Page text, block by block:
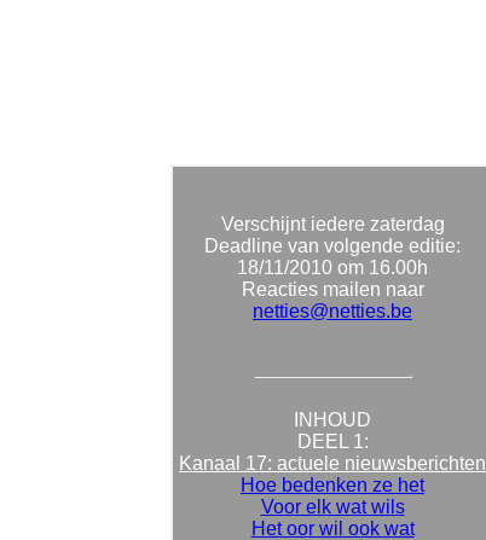
Verschijnt iedere zaterdag
Deadline van volgende editie:
18/11/2010 om 16.00h
Reacties mailen naar
netties@netties.be
INHOUD
DEEL 1:
Kanaal 17: actuele nieuwsberichten
Hoe bedenken ze het
Voor elk wat wils
Het oor wil ook wat